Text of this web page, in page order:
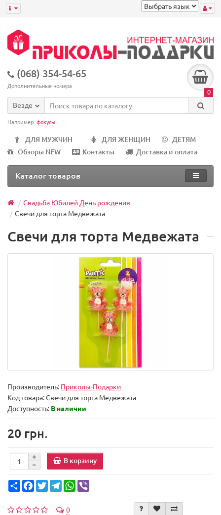
(068) 354-54-65
Дополнительные номера
0
Везде
Например: фокусы
ДЛЯ МУЖЧИН ДЛЯ ЖЕНЩИН
ДЕТЯМ
Обзоры NEW
Контакты Доставка и оплата
Каталог товаров
Свадьба Юбилей День рождения
Свечи для торта Медвежата
Свечи для торта Медвежата
Производитель: Приколы-Подарки
Код товара:Свечи для торта Медвежата
Доступность: В наличии
20 грн.
В корзину
Share FacebookTwitterTelegramWhatsApp
0